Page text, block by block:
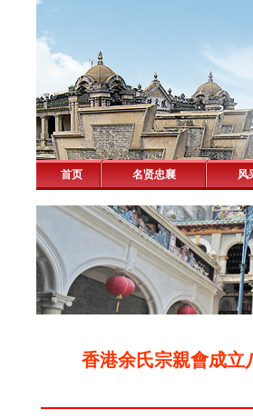
首页 名贤忠襄 风
香港余氏宗親會成立